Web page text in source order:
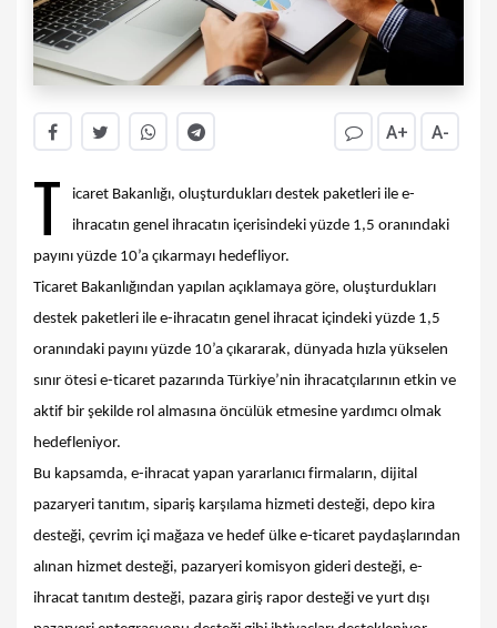
A+ A-
T
icaret Bakanlığı, oluşturdukları destek paketleri ile e-
ihracatın genel ihracatın içerisindeki yüzde 1,5 oranındaki
payını yüzde 10’a çıkarmayı hedefliyor.
Ticaret Bakanlığından yapılan açıklamaya göre, oluşturdukları
destek paketleri ile e-ihracatın genel ihracat içindeki yüzde 1,5
oranındaki payını yüzde 10’a çıkararak, dünyada hızla yükselen
sınır ötesi e-ticaret pazarında Türkiye’nin ihracatçılarının etkin ve
aktif bir şekilde rol almasına öncülük etmesine yardımcı olmak
hedefleniyor.
Bu kapsamda, e-ihracat yapan yararlanıcı firmaların, dijital
pazaryeri tanıtım, sipariş karşılama hizmeti desteği, depo kira
desteği, çevrim içi mağaza ve hedef ülke e-ticaret paydaşlarından
alınan hizmet desteği, pazaryeri komisyon gideri desteği, e-
ihracat tanıtım desteği, pazara giriş rapor desteği ve yurt dışı